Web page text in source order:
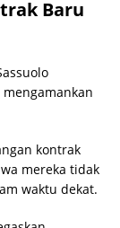
Baru
kontrak
mereka tidak
waktu dekat.